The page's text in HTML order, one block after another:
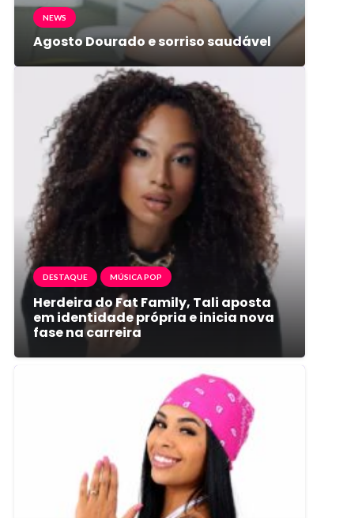
NEWS
Agosto Dourado e sorriso saudável
DESTAQUE MÚSICA POP
Herdeira do Fat Family, Tali aposta
em identidade própria e inicia nova
fase na carreira